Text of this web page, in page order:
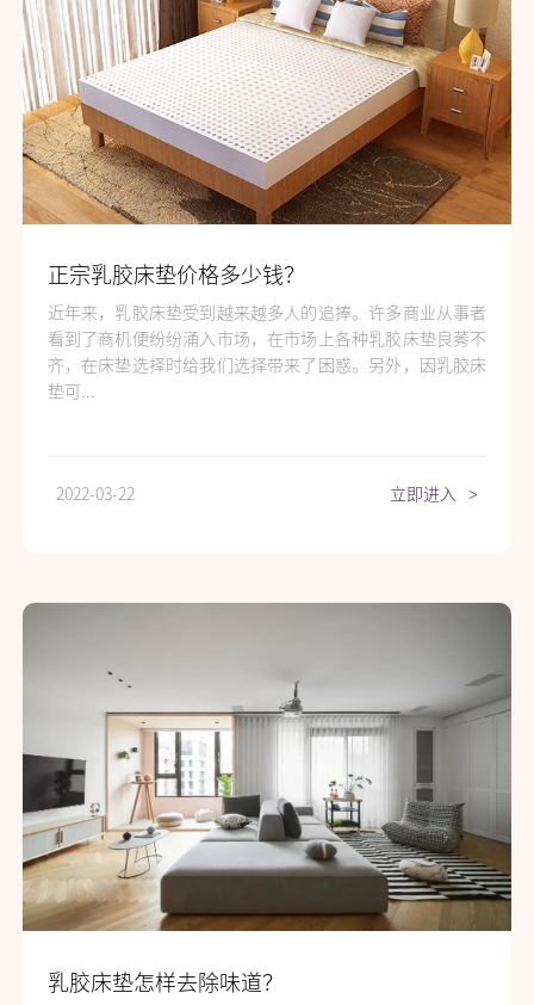
正宗乳胶床垫价格多少钱？
近年来，乳胶床垫受到越来越多人的追捧。许多商业从事者
看到了商机便纷纷涌入市场，在市场上各种乳胶床垫良莠不
齐，在床垫选择时给我们选择带来了困惑。另外，因乳胶床
垫可...
2022-03-22 立即进入 >
乳胶床垫怎样去除味道？